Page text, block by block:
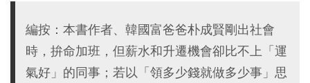
編按：本書作者、韓國富爸爸朴成賢剛出社會
時，拚命加班，但薪水和升遷機會卻比不上「運
氣好」的同事；若以「領多少錢就做多少事」思